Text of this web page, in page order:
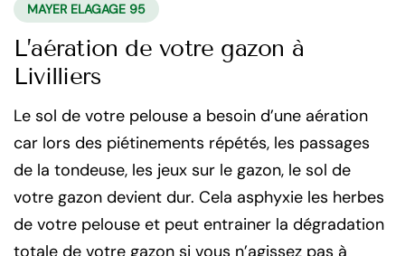
MAYER ELAGAGE 95
L’aération de votre gazon à
Livilliers
Le sol de votre pelouse a besoin d’une aération
car lors des piétinements répétés, les passages
de la tondeuse, les jeux sur le gazon, le sol de
votre gazon devient dur. Cela asphyxie les herbes
de votre pelouse et peut entrainer la dégradation
totale de votre gazon si vous n’agissez pas à